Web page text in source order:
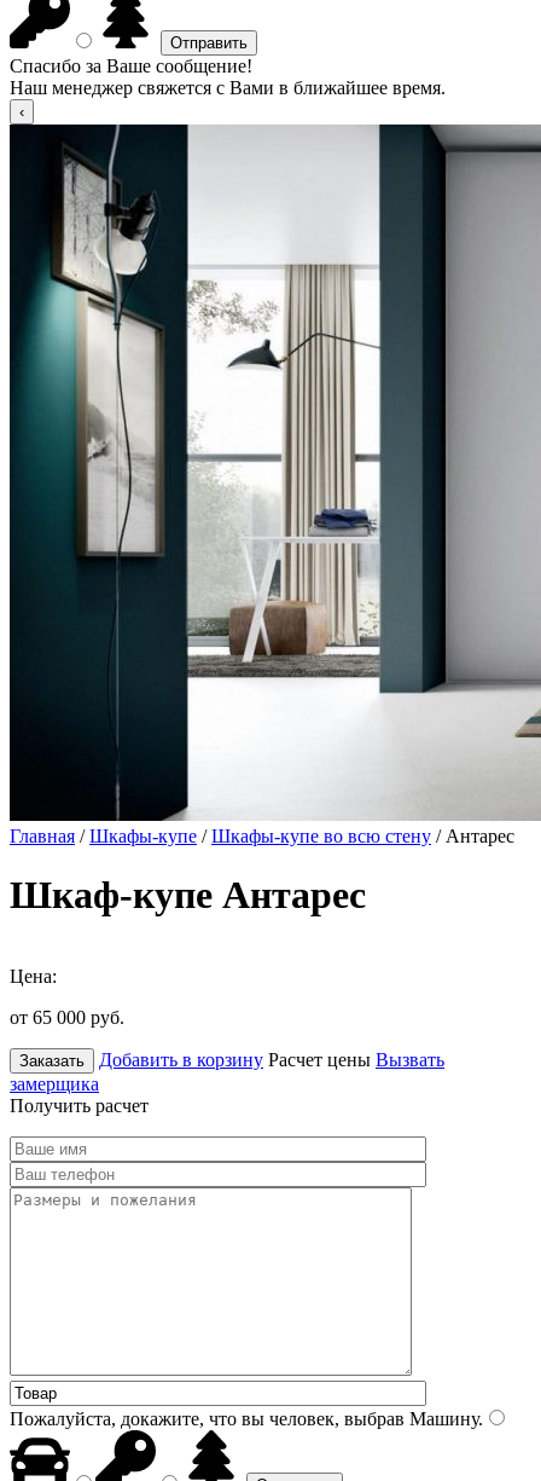
Спасибо за Ваше сообщение!
Наш менеджер свяжется с Вами в ближайшее время.
Главная /Шкафы-купе /Шкафы-купе во всю стену / Антарес
Шкаф-купе Антарес
Цена:
от 65 000 руб.
Заказать Добавить в корзину Расчет цены Вызвать
замерщика
Получить расчет
Пожалуйста, докажите, что вы человек, выбрав Машину.